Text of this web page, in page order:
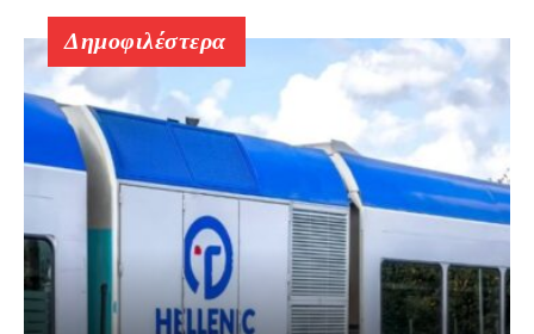
Δημοφιλέστερα